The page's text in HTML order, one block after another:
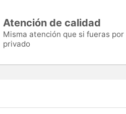
Atención de calidad
Misma atención que si fueras por
privado